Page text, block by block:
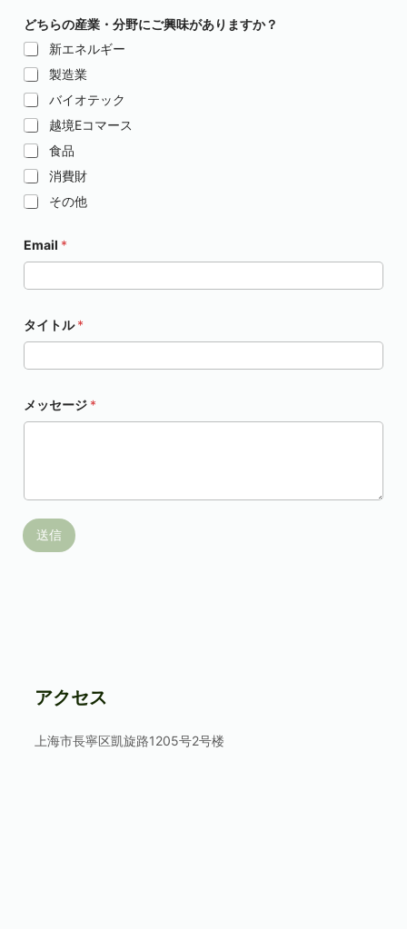
どちらの産業・分野にご興味がありますか？
新エネルギー
製造業
バイオテック
越境Eコマース
食品
消費財
その他
イ
ト
タ
ト
ル
Email *
タイトル*
メッセージ *
送信
アクセス
上海市長寧区凱旋路1205号2号楼